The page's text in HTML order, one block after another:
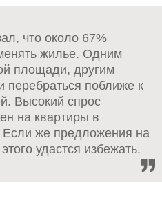
что около 67%
жилье. Одним
площади, другим
перебраться поближе к
Высокий спрос
на квартиры в
же предложения на
удастся избежать.